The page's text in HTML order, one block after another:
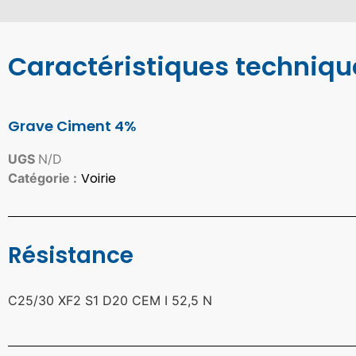
Caractéristiques
Grave Ciment 4%
UGS N/D
Catégorie : Voirie
Résistance
C25/30 XF2 S1 D20 CEM I 52,5 N